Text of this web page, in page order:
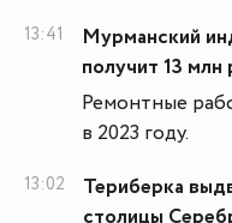
13:41
Мурманский
получит 13
Ремонтные
в 2023 году.
13:02
Териберка
столицы